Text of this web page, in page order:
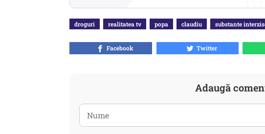
droguri realitatea tv popa claudiu substante
Facebook Twitter
Adaugă